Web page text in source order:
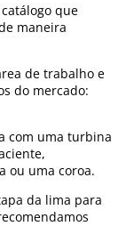
que
maneira
de trabalho e
do mercado:
com uma turbina
ou uma coroa.
da lima para